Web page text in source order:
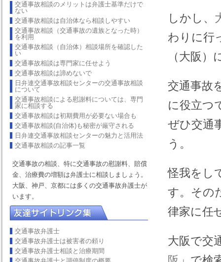
交通事故相談のメリットは弁護士基準だけで
ない
交通事故相談は自治体なら相談しやすい
交通事故相談（交通事故の遺族となった時）
を利用
交通事故相談（自治体）相談場所を確認した
い
交通事故相談は専門家に任せよう
交通事故相談は諦めないで
日弁連交通事故相談センターの交通事故相談
について
交通事故相談による慰謝料については、専門
家に相談する
交通事故相談は初期費用が必要ない場合も
交通事故相談(自治体)も秘密が厳守される
日弁連交通事故相談センターの魅力と活用法
交通事故相談の記事一覧
交通事故の相談、特に交通事故の慰謝料、賠償
金、治療費の増額は弁護士に相談しましょう。
大阪、神戸、京都には多くの交通事故弁護士が
います。
交通事故弁護士
交通事故弁護士は被害者の頼り
交通事故弁護士相談と治療期間
しかし、
わりに行
（大阪
交通事故
に役立つ
ぜひ交通
う。
怪我をし
す。その
律家に任
大阪で交